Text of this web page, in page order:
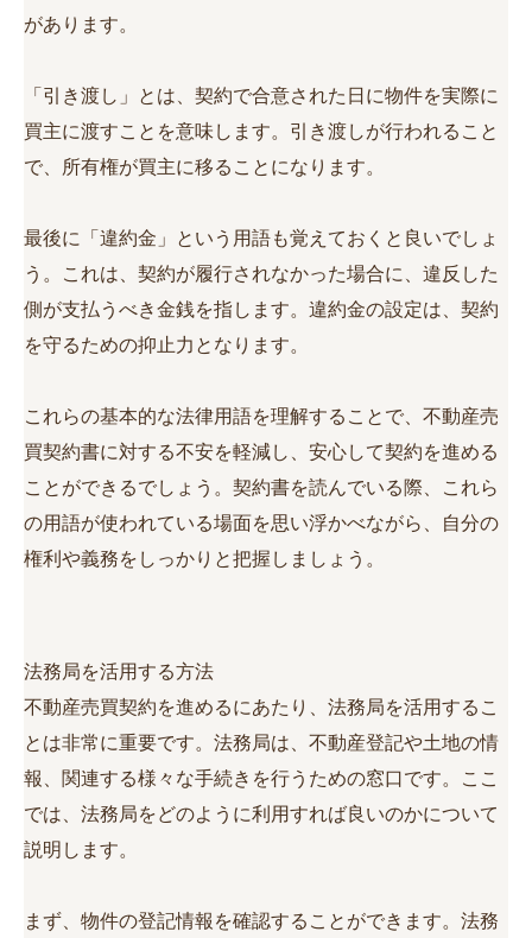
があります。
「引き渡し」とは、契約で合意された日に物件を実際に
買主に渡すことを意味します。引き渡しが行われること
で、所有権が買主に移ることになります。
最後に「違約金」という用語も覚えておくと良いでしょ
う。これは、契約が履行されなかった場合に、違反した
側が支払うべき金銭を指します。違約金の設定は、契約
を守るための抑止力となります。
これらの基本的な法律用語を理解することで、不動産売
買契約書に対する不安を軽減し、安心して契約を進める
ことができるでしょう。契約書を読んでいる際、これら
の用語が使われている場面を思い浮かべながら、自分の
権利や義務をしっかりと把握しましょう。
法務局を活用する方法
不動産売買契約を進めるにあたり、法務局を活用するこ
とは非常に重要です。法務局は、不動産登記や土地の情
報、関連する様々な手続きを行うための窓口です。ここ
では、法務局をどのように利用すれば良いのかについて
説明します。
まず、物件の登記情報を確認することができます。法務